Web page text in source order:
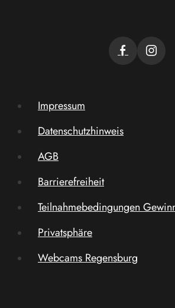
Impressum
Datenschutzhinweis
AGB
Barrierefreiheit
Teilnahmebedingungen
Privatsphäre
Webcams Regensburg